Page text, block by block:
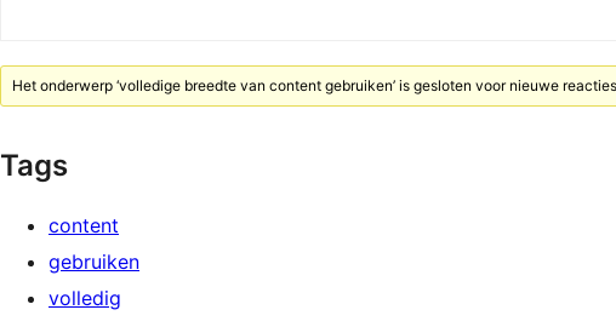
Het onderwerp ‘volledige breedte van content gebruiken’ is gesloten voor nieuwe
Tags
content
gebruiken
volledig